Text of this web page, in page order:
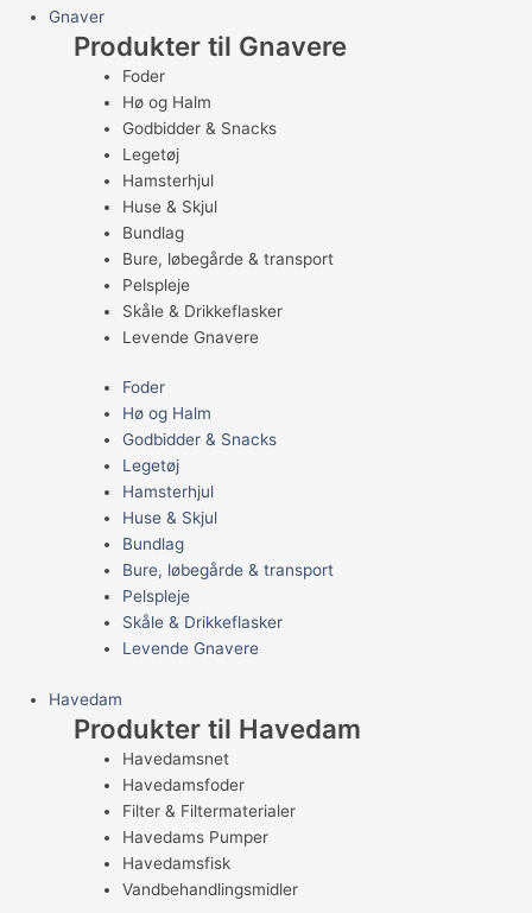
Gnaver
Produkter til Gnavere
Foder
Hø og Halm
Godbidder & Snacks
Legetøj
Hamsterhjul
Huse & Skjul
Bundlag
Bure, løbegårde & transport
Pelspleje
Skåle & Drikkeflasker
Levende Gnavere
Foder
Hø og Halm
Godbidder & Snacks
Legetøj
Hamsterhjul
Huse & Skjul
Bundlag
Bure, løbegårde & transport
Pelspleje
Skåle & Drikkeflasker
Levende Gnavere
Havedam
Produkter til Havedam
Havedamsnet
Havedamsfoder
Filter & Filtermaterialer
Havedams Pumper
Havedamsfisk
Vandbehandlingsmidler